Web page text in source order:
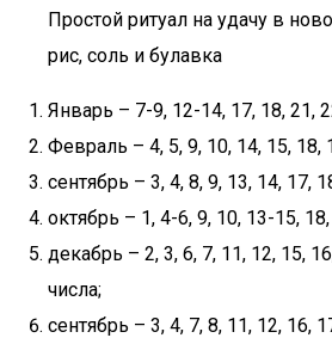
Простой ритуал на удачу в
рис, соль и булавка
Январь – 7-9, 12-14, 17, 18, 21,
Февраль – 4, 5, 9, 10, 14, 15, 18,
сентябрь – 3, 4, 8, 9, 13, 14, 17,
октябрь – 1, 4-6, 9, 10, 13-15,
декабрь – 2, 3, 6, 7, 11, 12, 15,
числа;
сентябрь – 3, 4, 7, 8, 11, 12, 16,